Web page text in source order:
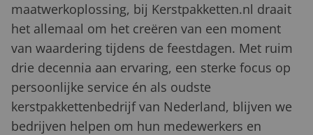
maatwerkoplossing, bij Kerstpakketten.nl draait
het allemaal om het creëren van een moment
van waardering tijdens de feestdagen. Met ruim
drie decennia aan ervaring, een sterke focus op
persoonlijke service én als oudste
kerstpakkettenbedrijf van Nederland, blijven we
bedrijven helpen om hun medewerkers en